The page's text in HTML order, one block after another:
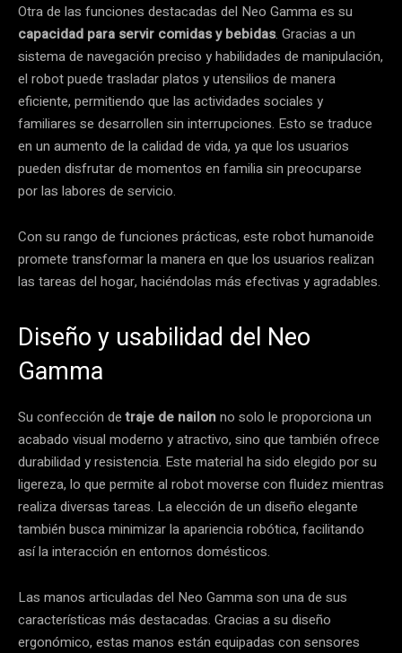
Otra de las funciones destacadas del Neo Gamma es su
capacidad para servir comidas y bebidas. Gracias a un
sistema de navegación preciso y habilidades de manipulación,
el robot puede trasladar platos y utensilios de manera
eficiente, permitiendo que las actividades sociales y
familiares se desarrollen sin interrupciones. Esto se traduce
en un aumento de la calidad de vida, ya que los usuarios
pueden disfrutar de momentos en familia sin preocuparse
por las labores de servicio.
Con su rango de funciones prácticas, este robot humanoide
promete transformar la manera en que los usuarios realizan
las tareas del hogar, haciéndolas más efectivas y agradables.
Diseño y usabilidad del Neo
Gamma
Su confección detraje de nailonno solo le proporciona un
acabado visual moderno y atractivo, sino que también ofrece
durabilidad y resistencia. Este material ha sido elegido por su
ligereza, lo que permite al robot moverse con fluidez mientras
realiza diversas tareas. La elección de un diseño elegante
también busca minimizar la apariencia robótica, facilitando
así la interacción en entornos domésticos.
Las manos articuladas del Neo Gamma son una de sus
características más destacadas. Gracias a su diseño
ergonómico, estas manos están equipadas con sensores